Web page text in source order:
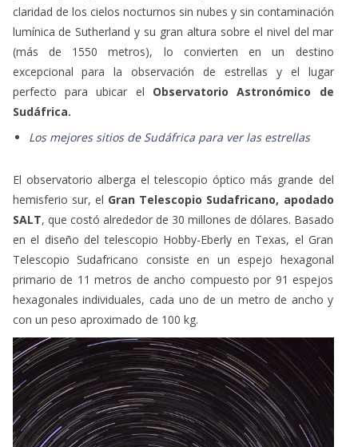
claridad de los cielos nocturnos sin nubes y sin contaminación
lumínica de Sutherland y su gran altura sobre el nivel del mar
(más de 1550 metros), lo convierten en un destino
excepcional para la observación de estrellas y el lugar
perfecto para ubicar el Observatorio Astronómico de
Sudáfrica.
Los mejores sitios de Sudáfrica para ver las estrellas
El observatorio alberga el telescopio óptico más grande del
hemisferio sur, el Gran Telescopio Sudafricano, apodado
SALT, que costó alrededor de 30 millones de dólares. Basado
en el diseño del telescopio Hobby-Eberly en Texas, el Gran
Telescopio Sudafricano consiste en un espejo hexagonal
primario de 11 metros de ancho compuesto por 91 espejos
hexagonales individuales, cada uno de un metro de ancho y
con un peso aproximado de 100 kg.